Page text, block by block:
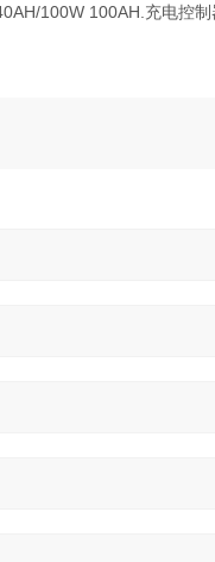
100W 100AH.充电控制